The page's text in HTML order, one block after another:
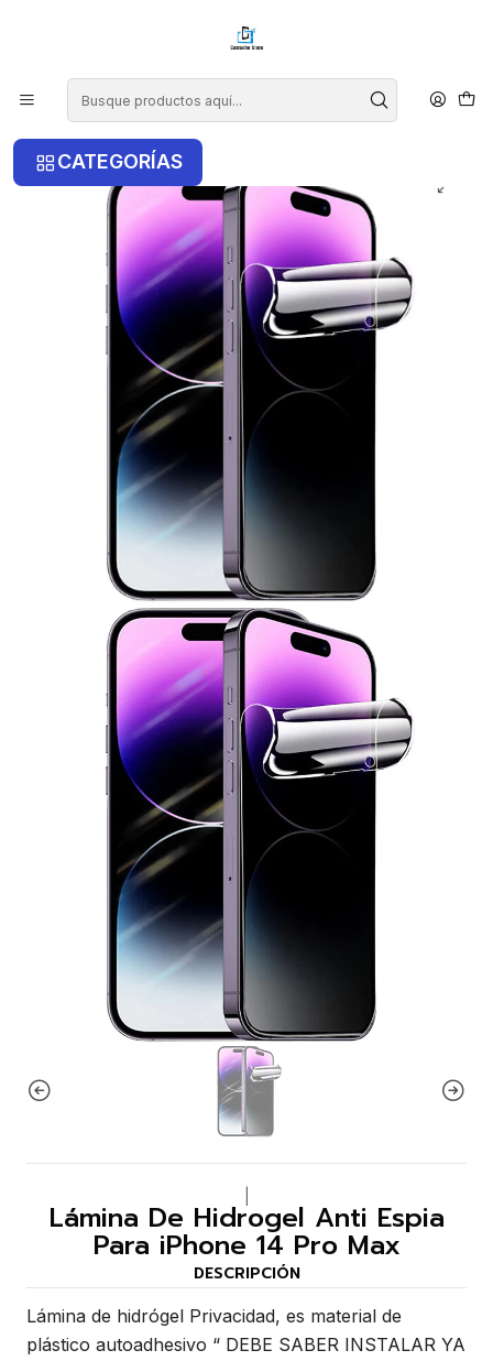
CATEGORÍAS
Inicio iPhone
iPhone 14 Pro Max
Lámina De Hidrogel Anti Espia Para iPhone 14 Pro Max
Lámina De Hidrogel Anti Espia
Para iPhone 14 Pro Max
DESCRIPCIÓN
Lámina de hidrógel Privacidad, es material de
plástico autoadhesivo “ DEBE SABER INSTALAR YA